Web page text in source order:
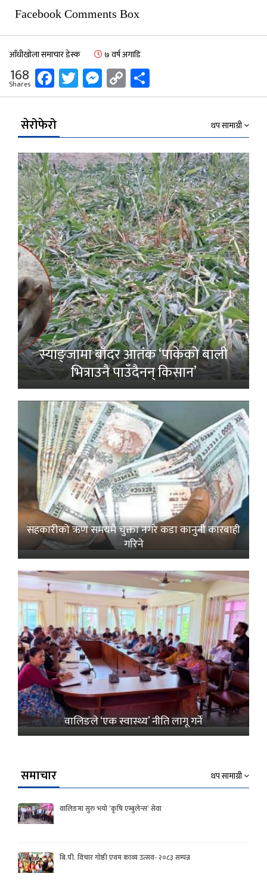
Facebook Comments Box
आँधीखोला समाचार डेस्क ७ वर्ष अगाडि
168
Shares Facebook
Twitter
Messenger
Copy
Link
सेरोफेरो थप सामाग्री
स्याङ्जामा बाँदर आतंक ‘पाकेको बाली
भित्राउनै पाउँदैनन् किसान’
सहकारीको ऋण समयमै चुक्ता नगरे कडा कानुनी कारबाही
गरिने
वालिङले ‘एक स्वास्थ्य’ नीति लागू गर्ने
समाचार थप सामाग्री
वालिङमा सुरु भयो ‘कृषि एम्बुलेन्स’ सेवा
बि.पी. विचार गोष्ठी एवम काव्य उत्सव- २०८३ सम्पन्न